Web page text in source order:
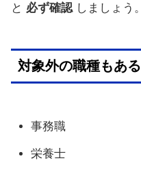
と 必ず確認しましょう。
対象外の職種もある
事務職
栄養士